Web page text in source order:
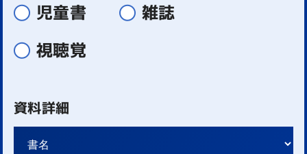
児童書
雑誌
視聴覚
資料詳細